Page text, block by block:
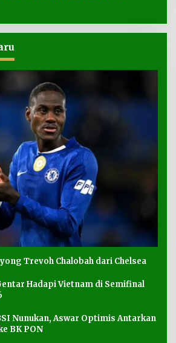
Trevoh Chalobah dari Chelsea
Hadapi Vietnam di Semifinal
Nunukan, Aswar Optimis Antarkan
BK PON